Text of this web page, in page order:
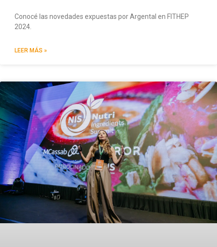
Conocé las novedades expuestas por Argental en FITHEP
2024.
LEER MÁS »